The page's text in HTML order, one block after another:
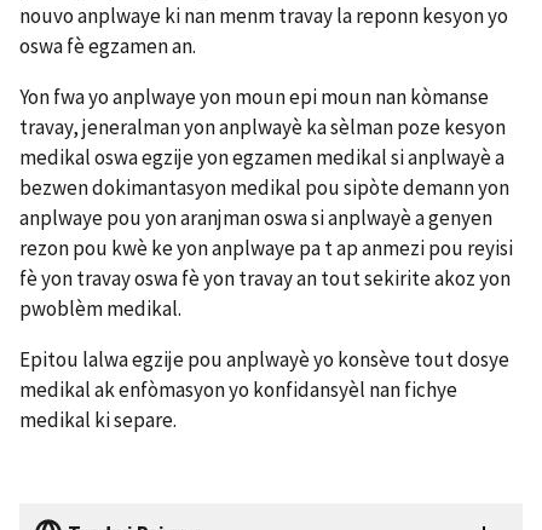
nouvo anplwaye ki nan menm travay la reponn kesyon yo
oswa fè egzamen an.
Yon fwa yo anplwaye yon moun epi moun nan kòmanse
travay, jeneralman yon anplwayè ka sèlman poze kesyon
medikal oswa egzije yon egzamen medikal si anplwayè a
bezwen dokimantasyon medikal pou sipòte demann yon
anplwaye pou yon aranjman oswa si anplwayè a genyen
rezon pou kwè ke yon anplwaye pa t ap anmezi pou reyisi
fè yon travay oswa fè yon travay an tout sekirite akoz yon
pwoblèm medikal.
Epitou lalwa egzije pou anplwayè yo konsève tout dosye
medikal ak enfòmasyon yo konfidansyèl nan fichye
medikal ki separe.